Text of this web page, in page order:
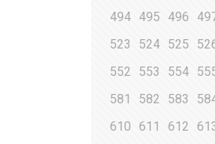
494 495 496
523
524 525
552
553 554
581
582 583
610
611 612